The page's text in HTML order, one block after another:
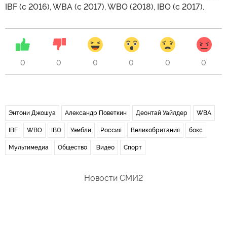
IBF (с 2016), WBA (с 2017), WBO (2018), IBO (с 2017).
0 0 0 0 0 0
Энтони Джошуа Александр Поветкин Деонтай Уайлдер WBA
IBF WBO IBO Уэмбли Россия Великобритания бокс
Мультимедиа Общество Видео Спорт
Новости СМИ2